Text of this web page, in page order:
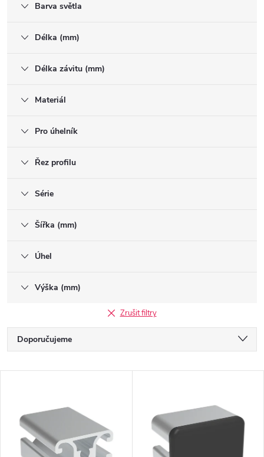
Barva světla
Délka (mm)
Délka závitu (mm)
Materiál
Pro úhelník
Řez profilu
Série
Šířka (mm)
Úhel
Výška (mm)
Zrušit filtry
Ř
a
Doporučujeme
Nejprodávanější
Abecedně